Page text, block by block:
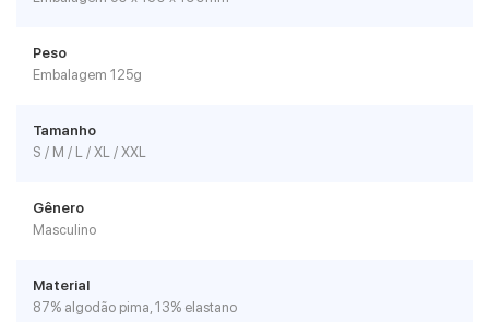
Peso
Embalagem 125g
Tamanho
S / M / L / XL / XXL
Gênero
Masculino
Material
87% algodão pima, 13% elastano